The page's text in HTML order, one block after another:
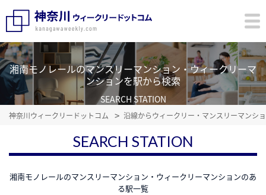
湘南モノレールのマンスリーマンション・ウィークリーマ
ンションを駅から検索
SEARCH STATION
神奈川ウィークリードットコム 沿線からウィークリー・マンスリーマンシ
SEARCH STATION
湘南モノレールのマンスリーマンション・ウィークリーマンションのあ
る駅一覧